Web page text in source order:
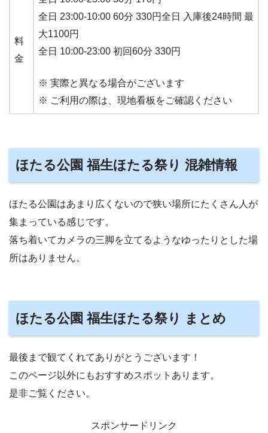
料
金
全日 23:00-10:00 60分 330円全日 入庫後24時間 最
大1100円
全日 10:00-23:00 初回60分 330円
※ 実際と異なる場合がございます
※ ご利用の際は、現地看板をご確認ください
ほたる公園 福生ほたる祭り 混雑情報
ほたる公園はあまり広くないので狭い場所にたくさん人が
集まっている感じです。
落ち着いてカメラの三脚を立てるようなゆったりとした場
所はありません。
ほたる公園 福生ほたる祭り まとめ
最後まで観てくれてありがとうございます！
このページ以外にもおすすめスポットあります。
是非ご覧ください。
スポンサードリンク